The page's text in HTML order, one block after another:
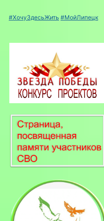
#ХочуЗдесьЖить #МойЛипецк